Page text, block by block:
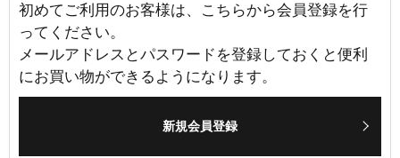
初めてご利用のお客様は、こちらから会員登録を行
ってください。
メールアドレスとパスワードを登録しておくと便利
にお買い物ができるようになります。